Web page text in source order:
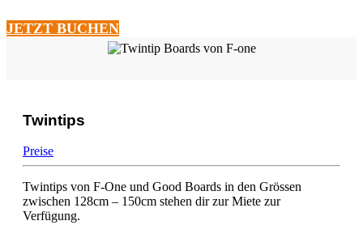
JETZT BUCHEN
Twintips
Preise
Twintips von F-One und Good Boards in den Grössen
zwischen 128cm – 150cm stehen dir zur Miete zur
Verfügung.